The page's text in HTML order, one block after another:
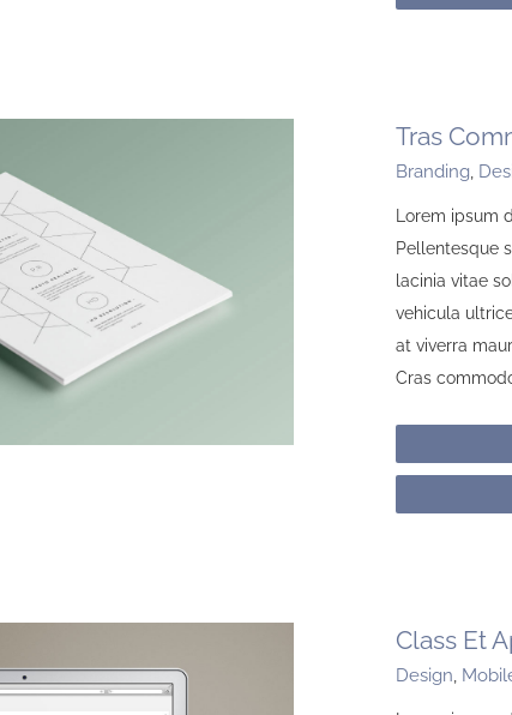
Tras
Branding,
Lorem ipsum
Pellentesque
lacinia vitae
vehicula
at viverra
Cras
Class Et
Design,